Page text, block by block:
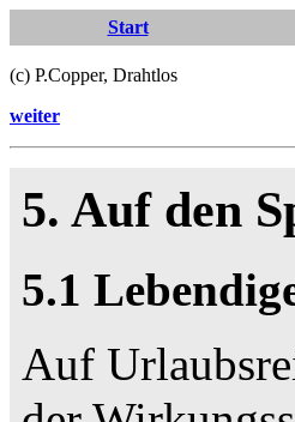
Start
(c) P.Copper, Drahtlos
weiter
5. Auf den
5.1
Auf